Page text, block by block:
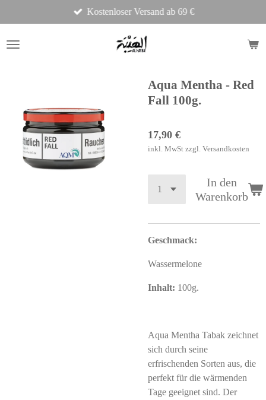
Hauptinhalt
springen
Kostenloser Versand ab 69 €
Aqua Mentha - Red
Fall 100g.
17,90 €
inkl. MwSt zzgl. Versandkosten
In den
Warenkorb
Geschmack:
Wassermelone
Inhalt: 100g.
Aqua Mentha Tabak zeichnet
sich durch seine
erfrischenden Sorten aus, die
perfekt für die wärmenden
Tage geeignet sind. Der